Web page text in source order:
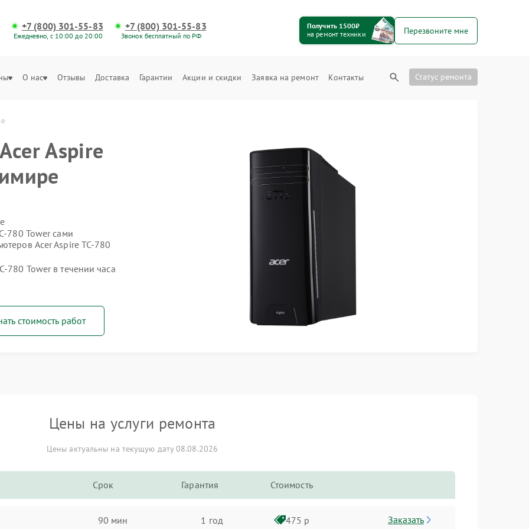
+7 (800) 301-55-83
Ежедневно, с 10:00 до 20:00
+7 (800) 301-55-83
Звонок бесплатный по РФ
Получить 1500₽
на ремонт техники
Перезвоните мне
О нас Отзывы Доставка Гарантии Акции и скидки Заявка на ремонт Контакты Статус ремонта
Aspire
Tower сами
Acer Aspire TC‑780
Tower в течении часа
стоимость работ
Цены на услуги ремонта
Цены актуальны на текущую дату 08.08.2026
Срок Гарантия Стоимость
90 мин 1 год 475 р Заказать